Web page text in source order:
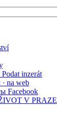
inzerát
na web
Facebook
V PRAZE